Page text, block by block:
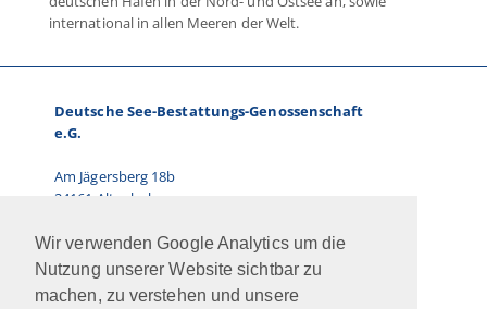
Wir verwenden Google Analytics um die
Nutzung unserer Website sichtbar zu
machen, zu verstehen und unsere
international in allen Meeren der Welt.
Deutsche See-Bestattungs-Genossenschaft
e.G.
Am Jägersberg 18b
24161 Altenholz
Telefon: 0431.66 67 87-0
E-Mail: info@dsbg.de